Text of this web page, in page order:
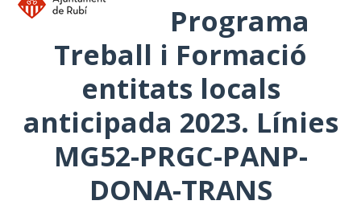
Programa
Treball i Formació
entitats locals
anticipada 2023. Línies
MG52-PRGC-PANP-
DONA-TRANS